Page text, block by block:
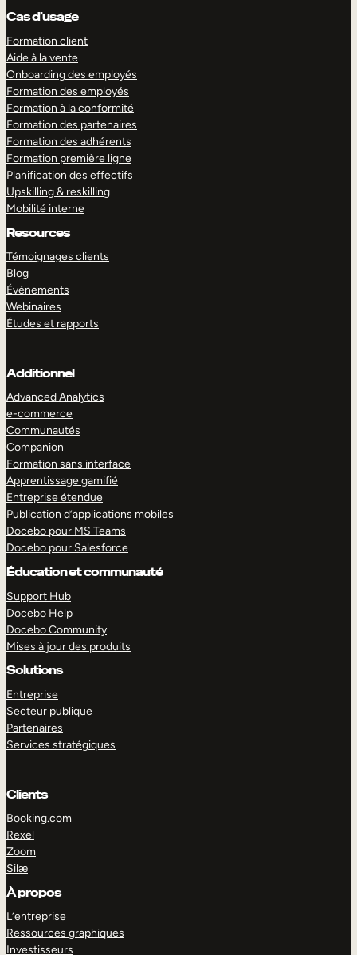
Cas d’usage
Formation client
Aide à la vente
Onboarding des employés
Formation des employés
Formation à la conformité
Formation des partenaires
Formation des adhérents
Formation première ligne
Planification des effectifs
Upskilling & reskilling
Mobilité interne
Resources
Témoignages clients
Blog
Événements
Webinaires
Études et rapports
Additionnel
Advanced Analytics
e-commerce
Communautés
Companion
Formation sans interface
Apprentissage gamifié
Entreprise étendue
Publication d’applications mobiles
Docebo pour MS Teams
Docebo pour Salesforce
Éducation et communauté
Support Hub
Docebo Help
Docebo Community
Mises à jour des produits
Solutions
Entreprise
Secteur publique
Partenaires
Services stratégiques
Clients
Booking.com
Rexel
Zoom
Silæ
À propos
L’entreprise
Ressources graphiques
Investisseurs